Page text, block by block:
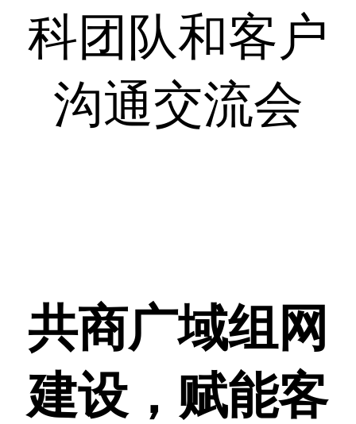
科团队和客户
沟通交流会
共商广域组网
建设， 赋能客